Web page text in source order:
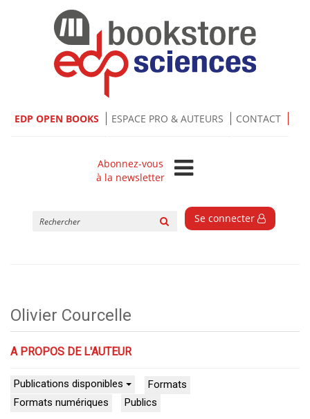
EDP OPEN BOOKS ESPACE PRO & AUTEURS CONTACT
Abonnez-vous
à la newsletter
Se connecter
Olivier Courcelle
A PROPOS DE L'AUTEUR
Publications disponibles
Formats
Formats numériques
Publics